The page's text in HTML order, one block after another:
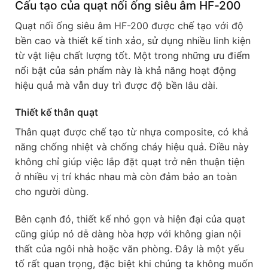
Cấu tạo của quạt nối ống siêu âm HF-200
Quạt nối ống siêu âm HF-200 được chế tạo với độ
bền cao và thiết kế tinh xảo, sử dụng nhiều linh kiện
từ vật liệu chất lượng tốt. Một trong những ưu điểm
nổi bật của sản phẩm này là khả năng hoạt động
hiệu quả mà vẫn duy trì được độ bền lâu dài.
Thiết kế thân quạt
Thân quạt được chế tạo từ nhựa composite, có khả
năng chống nhiệt và chống cháy hiệu quả. Điều này
không chỉ giúp việc lắp đặt quạt trở nên thuận tiện
ở nhiều vị trí khác nhau mà còn đảm bảo an toàn
cho người dùng.
Bên cạnh đó, thiết kế nhỏ gọn và hiện đại của quạt
cũng giúp nó dễ dàng hòa hợp với không gian nội
thất của ngôi nhà hoặc văn phòng. Đây là một yếu
tố rất quan trọng, đặc biệt khi chúng ta không muốn